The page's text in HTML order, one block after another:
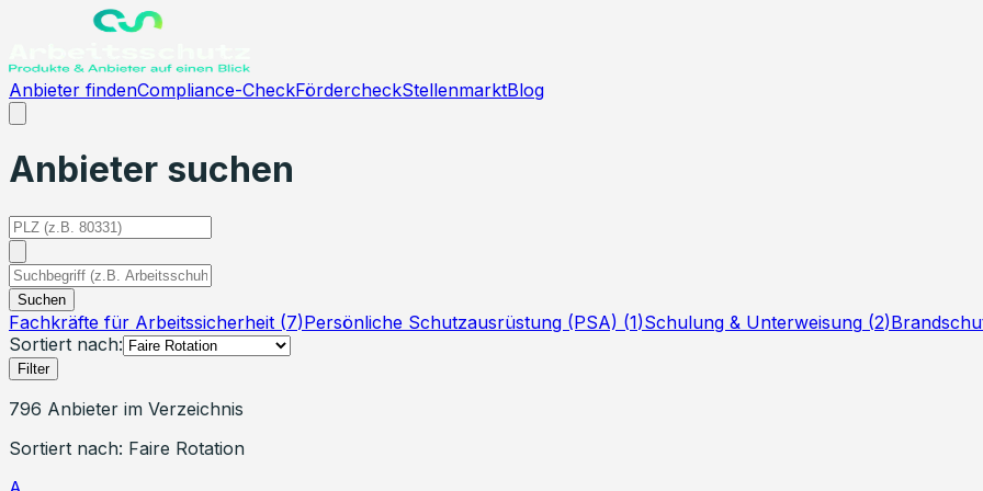
Anbieter findenCompliance-CheckFördercheckStellenmarktBlog
Anbieter suchen
Suchen
Fachkräfte für Arbeitssicherheit (7)Persönliche Schutzausrüstung (PSA) (1)Schulung & Unterweisung (2)
Sortiert nach:
Filter
796 Anbieter im Verzeichnis
Sortiert nach: Faire Rotation